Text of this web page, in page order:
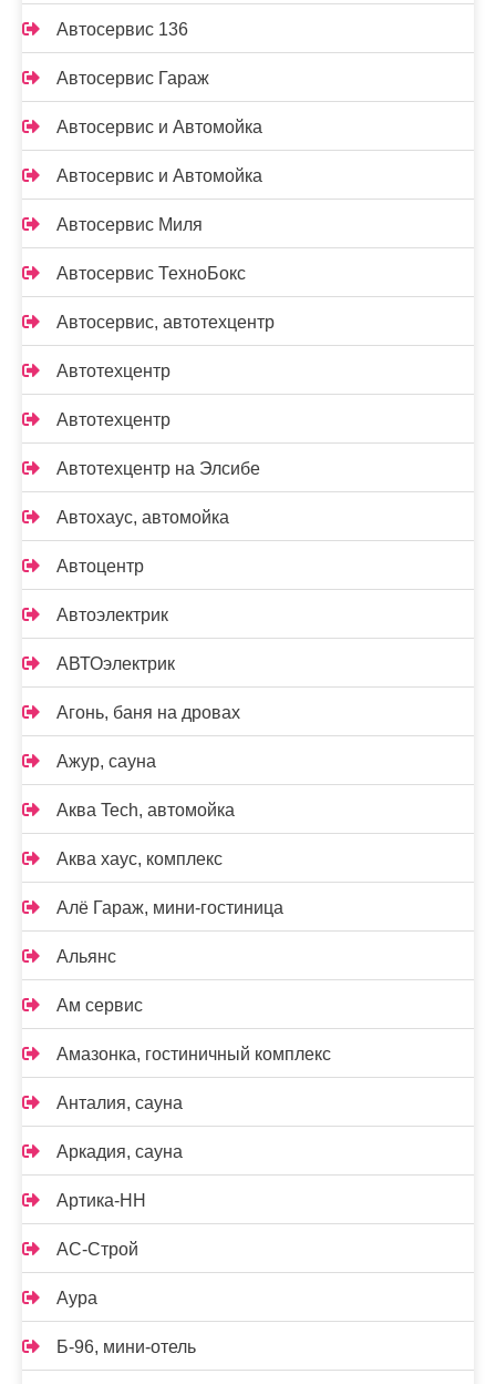
Автосервис 136
Автосервис Гараж
Автосервис и Автомойка
Автосервис и Автомойка
Автосервис Миля
Автосервис ТехноБокс
Автосервис, автотехцентр
Автотехцентр
Автотехцентр
Автотехцентр на Элсибе
Автохаус, автомойка
Автоцентр
Автоэлектрик
АВТОэлектрик
Агонь, баня на дровах
Ажур, сауна
Аква Tech, автомойка
Аква хаус, комплекс
Алё Гараж, мини-гостиница
Альянс
Ам сервис
Амазонка, гостиничный комплекс
Анталия, сауна
Аркадия, сауна
Артика-НН
АС-Строй
Аура
Б-96, мини-отель